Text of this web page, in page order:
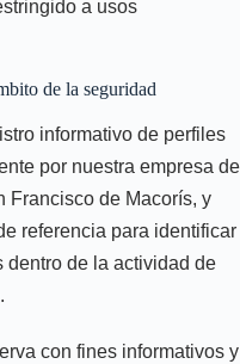
a usos
de la seguridad
informativo de perfiles
por nuestra empresa de
Francisco de Macorís, y
referencia para identificar
dentro de la actividad de
con fines informativos y